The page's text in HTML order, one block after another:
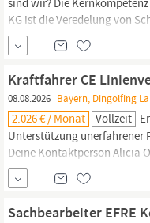
KG ist die Veredelung von
hochwertigen Einsatzstoffen
Weiteren spezialisiert sich
von hochqualitativen
Kraftfahrer CE
08.08.2026 Bayern, Dingolfing
2.026 € / Monat Vollzeit
Unterstützung unerfahrener
Deine Kontaktperson Alicia
die Logistik am Laufen
die Straße liebst,
Linienverkehr zu Hause
Sachbearbeiter EFRE